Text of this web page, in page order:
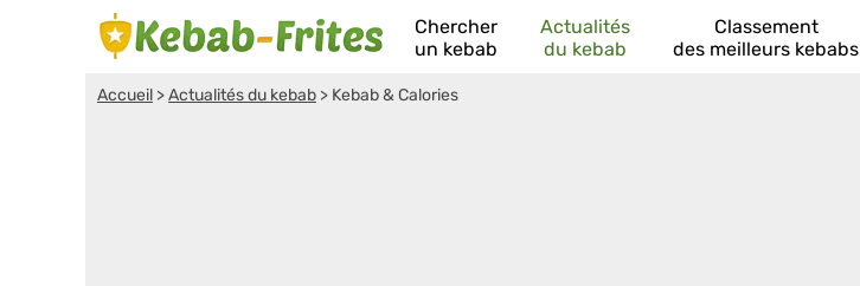
Chercher
un kebab
Actualités
du kebab
Classement
des meilleurs kebabs
Accueil >Actualités du kebab > Kebab & Calories